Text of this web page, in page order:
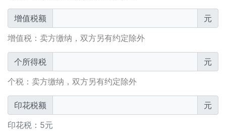
增值税额
元
增值税：卖方缴纳，双方另有约定除外
个所得税
元
个税：卖方缴纳，双方另有约定除外
印花税额
元
印花税：5元